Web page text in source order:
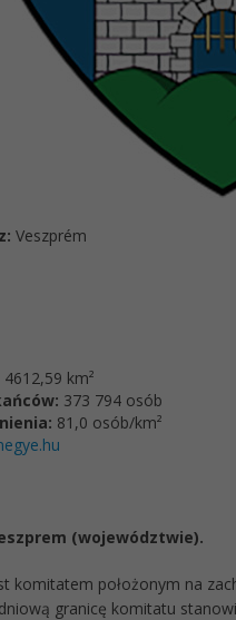
Veszprém
4612,59 km²
373 794 osób
81,0 osób/km²
(województwie).
komitatem położonym na
granicę komitatu